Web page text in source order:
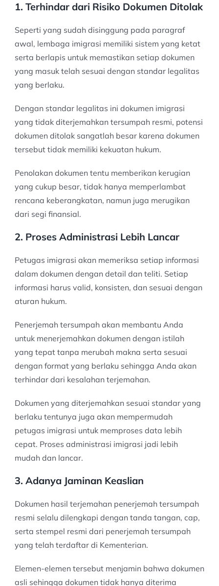
1. Terhindar dari Risiko Dokumen Ditolak
Seperti yang sudah disinggung pada paragraf
awal, lembaga imigrasi memiliki sistem yang ketat
serta berlapis untuk memastikan setiap dokumen
yang masuk telah sesuai dengan standar legalitas
yang berlaku.
Dengan standar legalitas ini dokumen imigrasi
yang tidak diterjemahkan tersumpah resmi, potensi
dokumen ditolak sangatlah besar karena dokumen
tersebut tidak memiliki kekuatan hukum.
Penolakan dokumen tentu memberikan kerugian
yang cukup besar, tidak hanya memperlambat
rencana keberangkatan, namun juga merugikan
dari segi finansial.
2. Proses Administrasi Lebih Lancar
Petugas imigrasi akan memeriksa setiap informasi
dalam dokumen dengan detail dan teliti. Setiap
informasi harus valid, konsisten, dan sesuai dengan
aturan hukum.
Penerjemah tersumpah akan membantu Anda
untuk menerjemahkan dokumen dengan istilah
yang tepat tanpa merubah makna serta sesuai
dengan format yang berlaku sehingga Anda akan
terhindar dari kesalahan terjemahan.
Dokumen yang diterjemahkan sesuai standar yang
berlaku tentunya juga akan mempermudah
petugas imigrasi untuk memproses data lebih
cepat. Proses administrasi imigrasi jadi lebih
mudah dan lancar.
3. Adanya Jaminan Keaslian
Dokumen hasil terjemahan penerjemah tersumpah
resmi selalu dilengkapi dengan tanda tangan, cap,
serta stempel resmi dari penerjemah tersumpah
yang telah terdaftar di Kementerian.
Elemen-elemen tersebut menjamin bahwa dokumen
asli sehingga dokumen tidak hanya diterima